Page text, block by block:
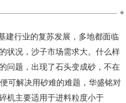
建行业的复苏发展，多地都面临
状况，沙子市场需求大。什么样
问题，出现了石头变成砂，不在
便可解决用砂难的难题，华盛铭对
机主要适用于进料粒度小于